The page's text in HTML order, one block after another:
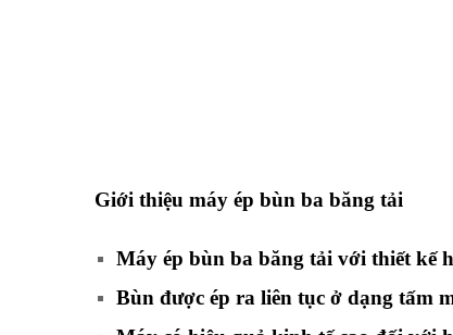
Giới thiệu máy ép bùn ba băng tải
Máy ép bùn ba băng tải với thiết kế
Bùn được ép ra liên tục ở dạng tấm